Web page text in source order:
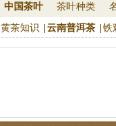
中国茶叶 茶叶种类
黄茶知识 云南普洱茶 铁